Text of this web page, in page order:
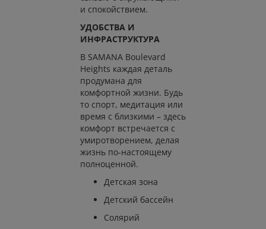
и спокойствием.
УДОБСТВА И
ИНФРАСТРУКТУРА
В SAMANA Boulevard
Heights каждая деталь
продумана для
комфортной жизни. Будь
то спорт, медитация или
время с близкими – здесь
комфорт встречается с
умиротворением, делая
жизнь по-настоящему
полноценной.
Детская зона
Детский бассейн
Солярий